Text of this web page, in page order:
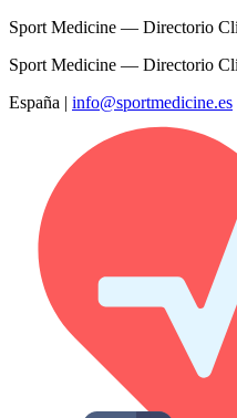
Sport Medicine — Directorio
Sport Medicine — Directorio
España | info@sportmedicine.es